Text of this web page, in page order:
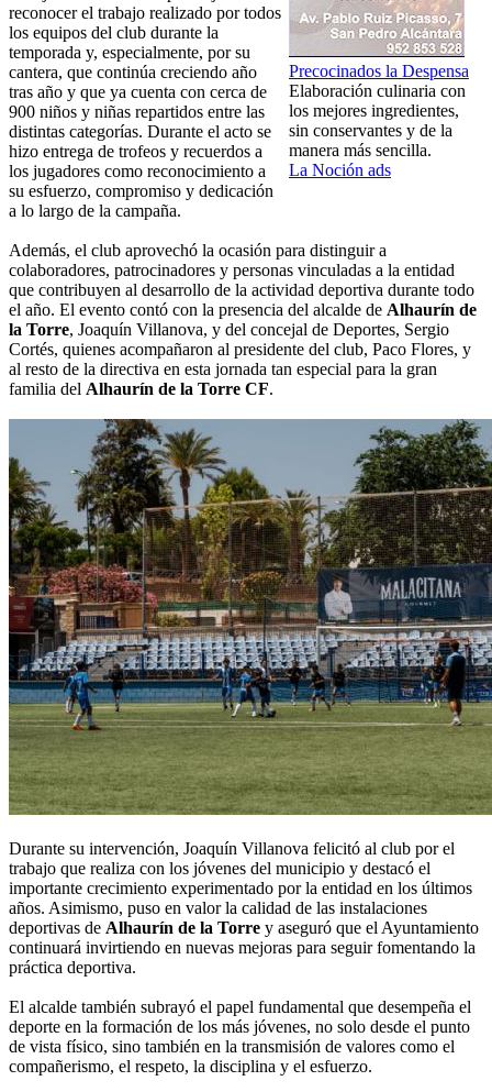
Precocinados la Despensa
Elaboración culinaria con
los mejores ingredientes,
sin conservantes y de la
manera más sencilla.
La Noción ads
reconocer el trabajo realizado por todos
los equipos del club durante la
temporada y, especialmente, por su
cantera, que continúa creciendo año
tras año y que ya cuenta con cerca de
900 niños y niñas repartidos entre las
distintas categorías. Durante el acto se
hizo entrega de trofeos y recuerdos a
los jugadores como reconocimiento a
su esfuerzo, compromiso y dedicación
a lo largo de la campaña.
Además, el club aprovechó la ocasión para distinguir a
colaboradores, patrocinadores y personas vinculadas a la entidad
que contribuyen al desarrollo de la actividad deportiva durante todo
el año. El evento contó con la presencia del alcalde de Alhaurín de
la Torre, Joaquín Villanova, y del concejal de Deportes, Sergio
Cortés, quienes acompañaron al presidente del club, Paco Flores, y
al resto de la directiva en esta jornada tan especial para la gran
familia del Alhaurín de la Torre CF.
Durante su intervención, Joaquín Villanova felicitó al club por el
trabajo que realiza con los jóvenes del municipio y destacó el
importante crecimiento experimentado por la entidad en los últimos
años. Asimismo, puso en valor la calidad de las instalaciones
deportivas de Alhaurín de la Torre y aseguró que el Ayuntamiento
continuará invirtiendo en nuevas mejoras para seguir fomentando la
práctica deportiva.
El alcalde también subrayó el papel fundamental que desempeña el
deporte en la formación de los más jóvenes, no solo desde el punto
de vista físico, sino también en la transmisión de valores como el
compañerismo, el respeto, la disciplina y el esfuerzo.